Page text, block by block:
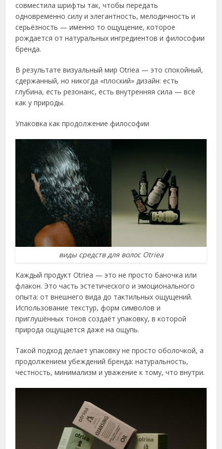
совместила шрифты так, чтобы передать
одновременно силу и элегантность, мелодичность и
серьёзность — именно то ощущение, которое
рождается от натуральных ингредиентов и философии
бренда.
В результате визуальный мир Otriea — это спокойный,
сдержанный, но никогда «плоский» дизайн: есть
глубина, есть резонанс, есть внутренняя сила — всё
как у природы.
Упаковка как продолжение философии
виды средств для волос Otriea
Каждый продукт Otriea — это не просто баночка или
флакон. Это часть эстетического и эмоционального
опыта: от внешнего вида до тактильных ощущений.
Использование текстур, форм символов и
приглушённых тонов создаёт упаковку, в которой
природа ощущается даже на ощупь.
Такой подход делает упаковку не просто оболочкой, а
продолжением убеждений бренда: натуральность,
честность, минимализм и уважение к тому, что внутри.